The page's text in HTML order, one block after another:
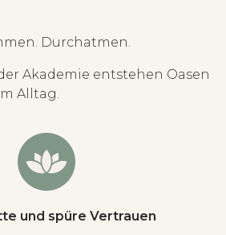
Durchatmen.
Akademie entstehen Oasen
Alltag.
und spüre Vertrauen